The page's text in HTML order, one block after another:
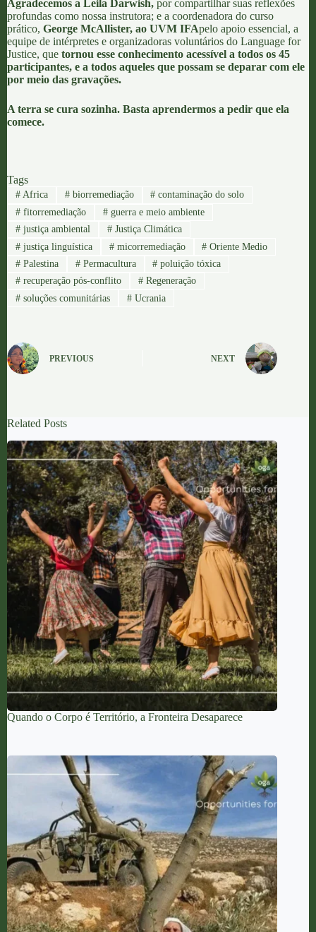
Agradecemos a Leila Darwish, por compartilhar suas reflexões
profundas como nossa instrutora; e a coordenadora do curso
prático, George McAllister, ao UVM IFApelo apoio essencial, a
equipe de intérpretes e organizadoras voluntários do Language for
Justice, que tornou esse conhecimento acessível a todos os 45
participantes, e a todos aqueles que possam se deparar com ele
por meio das gravações.
A terra se cura sozinha. Basta aprendermos a pedir que ela
comece.
Tags
#Africa #biorremediação # contaminação do solo
#fitorremediação #guerra e meio ambiente
#justiça ambiental #Justiça Climática
#justiça linguística #micorremediação # Oriente Medio
#Palestina #Permacultura # poluição tóxica
#recuperação pós-conflito #Regeneração
#soluções comunitárias #Ucrania
PREVIOUS NEXT
Related Posts
Quando o Corpo é Território, a Fronteira Desaparece